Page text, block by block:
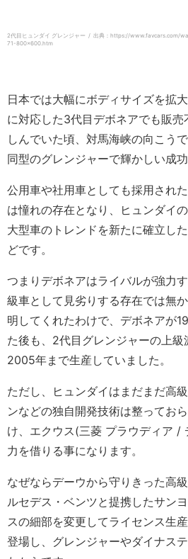
2代目ヒュンダイ グレンジャー / 出典：https://
71-800×600.htm
日本では大幅にボディサイズを拡
に対応した3代目デボネアでも販
しんでいた頃、対馬海峡の向こう
同型のグレンジャーで輝かしい成
公用車や社用車としても採用され
は憧れの存在となり、ヒュンダイ
大型車のトレンドを新たに確立し
どです。
つまりデボネアはライバルが強力
級車として見劣りする存在では無
明してくれたわけで、デボネアが
た後も、2代目グレンジャーの上
2005年まで生産していました。
ただし、ヒュンダイはまだまだ高
ンなどの独自開発技術は整ってお
け、エクウス(三菱 プラウディア /
力を借りる事になります。
なぜならデーウから守りきった高
ルセデス・ベンツと提携したサン
スの細部を変更してライセンス生
登場し、グレンジャーやダイナス